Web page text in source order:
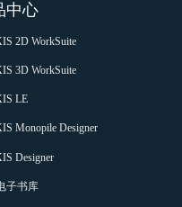
中心
2D WorkSuite
3D WorkSuite
LE
Monopile Designer
Designer
子书库